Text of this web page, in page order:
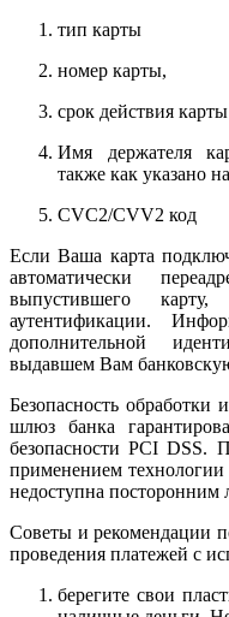
тип карты
номер карты,
срок действия
Имя держателя
также как указано
CVC2/CVV2 код
Если Ваша карта
автоматически
выпустившего
аутентификации.
дополнительной
выдавшем Вам
Безопасность обработки
шлюз банка
безопасности PCI DSS.
применением
недоступна посторонним
Советы и рекомендации
проведения платежей с
берегите свои